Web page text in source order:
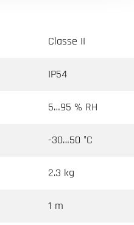
Classe II
IP54
5…95 % RH
-30…50 °C
2.3 kg
1 m